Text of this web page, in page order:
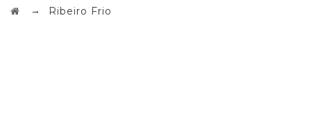
→ Ribeiro Frio